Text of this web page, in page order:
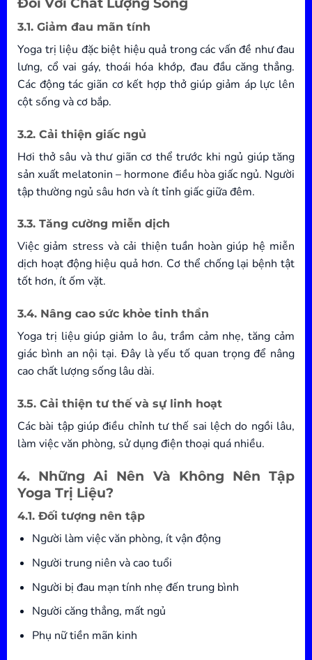
3.1. Giảm đau mãn tính
Yoga trị liệu đặc biệt hiệu quả trong các vấn đề như đau
lưng, cổ vai gáy, thoái hóa khớp, đau đầu căng thẳng.
Các động tác giãn cơ kết hợp thở giúp giảm áp lực lên
cột sống và cơ bắp.
3.2. Cải thiện giấc ngủ
Hơi thở sâu và thư giãn cơ thể trước khi ngủ giúp tăng
sản xuất melatonin – hormone điều hòa giấc ngủ. Người
tập thường ngủ sâu hơn và ít tỉnh giấc giữa đêm.
3.3. Tăng cường miễn dịch
Việc giảm stress và cải thiện tuần hoàn giúp hệ miễn
dịch hoạt động hiệu quả hơn. Cơ thể chống lại bệnh tật
tốt hơn, ít ốm vặt.
3.4. Nâng cao sức khỏe tinh thần
Yoga trị liệu giúp giảm lo âu, trầm cảm nhẹ, tăng cảm
giác bình an nội tại. Đây là yếu tố quan trọng để nâng
cao chất lượng sống lâu dài.
3.5. Cải thiện tư thế và sự linh hoạt
Các bài tập giúp điều chỉnh tư thế sai lệch do ngồi lâu,
làm việc văn phòng, sử dụng điện thoại quá nhiều.
4. Những Ai Nên Và Không Nên Tập
Yoga Trị Liệu?
4.1. Đối tượng nên tập
Người làm việc văn phòng, ít vận động
Người trung niên và cao tuổi
Người bị đau mạn tính nhẹ đến trung bình
Người căng thẳng, mất ngủ
Phụ nữ tiền mãn kinh